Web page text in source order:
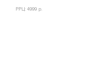
РРЦ: 4999 р.